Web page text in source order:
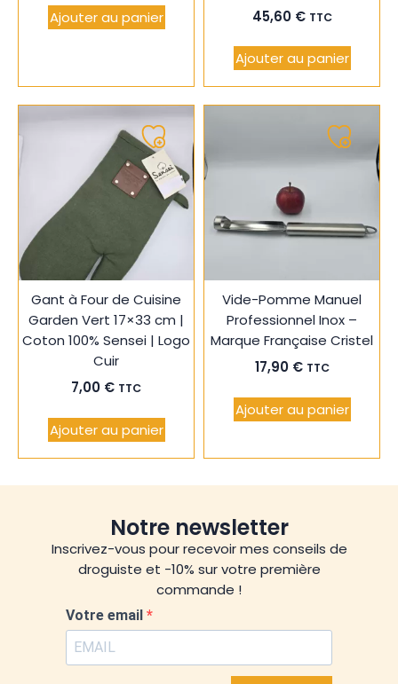
Ajouter au panier
45,60 € TTC
Ajouter au panier
Gant à Four de Cuisine
Garden Vert 17×33 cm |
Coton 100% Sensei | Logo
Cuir
7,00 € TTC
Ajouter au panier
Ajouter
à
ma
liste
Vide-Pomme Manuel
Professionnel Inox –
Marque Française Cristel
17,90 € TTC
Ajouter au panier
Ajouter
à
Notre newsletter
Inscrivez-vous pour recevoir mes conseils de
droguiste et -10% sur votre première
commande !
Votre email